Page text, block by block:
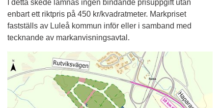
I detta skede lämnas ingen bindande prisuppgift utan
enbart ett riktpris på 450 kr/kvadratmeter. Markpriset
fastställs av Luleå kommun inför eller i samband med
tecknande av markanvisningsavtal.